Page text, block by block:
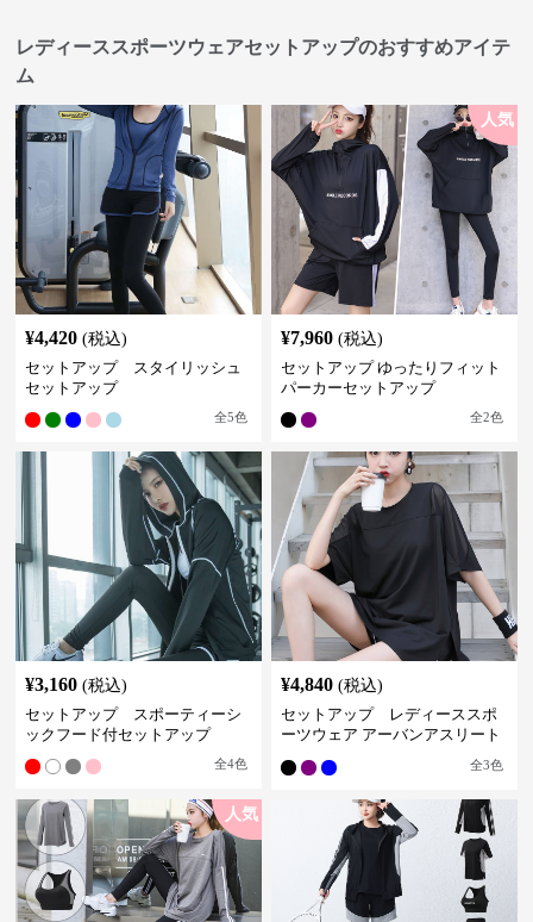
レディーススポーツウェアセットアップのおすすめアイテ
ム
¥4,420 (税込)
セットアップ スタイリッシュ
セットアップ
全5色
人気
¥7,960 (税込)
セットアップ ゆったりフィット
パーカーセットアップ
全2色
¥3,160 (税込)
セットアップ スポーティーシ
ックフード付セットアップ
全4色
¥4,840 (税込)
セットアップ レディーススポ
ーツウェア アーバンアスリート
全3色
人気